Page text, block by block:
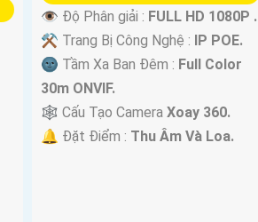
👁 Độ Phân giải : FULL HD 1080P .
⚒ Trang Bị Công Nghệ : IP POE.
🌚 Tầm Xa Ban Đêm : Full Color
30m ONVIF.
🕸️ Cấu Tạo CameraXoay 360.
️🔔 Đặt Điểm : Thu Âm Và Loa.